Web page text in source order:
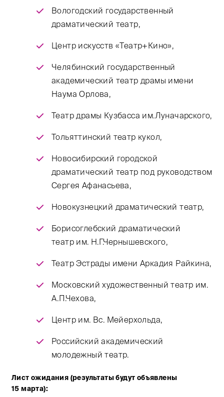
Вологодский государственный
драматический театр,
Центр искусств «Театр+Кино»,
Челябинский государственный
академический театр драмы имени
Наума Орлова,
Театр драмы Кузбасса им.Луначарского,
Тольяттинский театр кукол,
Новосибирский городской
драматический театр под руководством
Сергея Афанасьева,
Новокузнецкий драматический театр,
Борисоглебский драматический
театр им. Н.Г.Чернышевского,
Театр Эстрады имени Аркадия Райкина,
Московский художественный театр им.
А.П.Чехова,
Центр им. Вс. Мейерхольда,
Российский академический
молодежный театр.
Лист ожидания (результаты будут объявлены
15 марта):